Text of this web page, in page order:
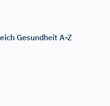
Gesundheit A-Z